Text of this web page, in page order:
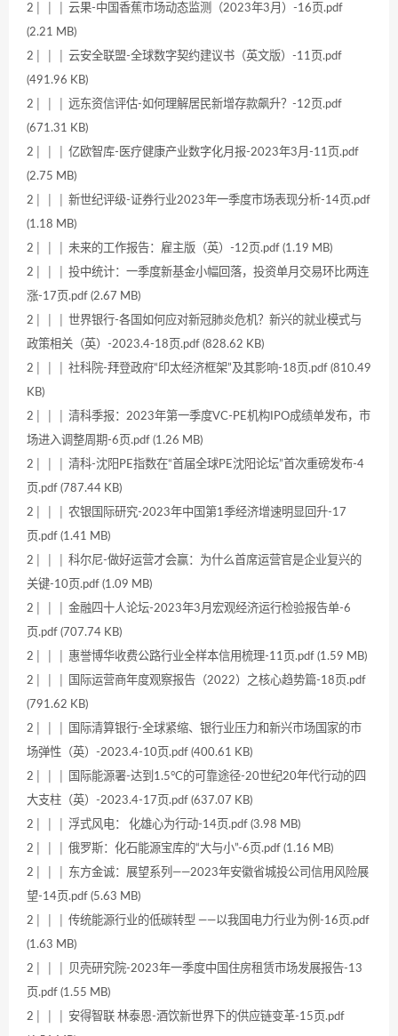
2│ │ │ 云果-中国香蕉市场动态监测（2023年3月）-16页.pdf
(2.21 MB)
2│ │ │ 云安全联盟-全球数字契约建议书（英文版）-11页.pdf
(491.96 KB)
2│ │ │ 远东资信评估-如何理解居民新增存款飙升？-12页.pdf
(671.31 KB)
2│ │ │ 亿欧智库-医疗健康产业数字化月报-2023年3月-11页.pdf
(2.75 MB)
2│ │ │ 新世纪评级-证券行业2023年一季度市场表现分析-14页.pdf
(1.18 MB)
2│ │ │ 未来的工作报告：雇主版（英）-12页.pdf (1.19 MB)
2│ │ │ 投中统计：一季度新基金小幅回落，投资单月交易环比两连
涨-17页.pdf (2.67 MB)
2│ │ │ 世界银行-各国如何应对新冠肺炎危机？新兴的就业模式与
政策相关（英）-2023.4-18页.pdf (828.62 KB)
2│ │ │ 社科院-拜登政府“印太经济框架”及其影响-18页.pdf (810.49
KB)
2│ │ │ 清科季报：2023年第一季度VC-PE机构IPO成绩单发布，市
场进入调整周期-6页.pdf (1.26 MB)
2│ │ │ 清科-沈阳PE指数在“首届全球PE沈阳论坛”首次重磅发布-4
页.pdf (787.44 KB)
2│ │ │ 农银国际研究-2023年中国第1季经济增速明显回升-17
页.pdf (1.41 MB)
2│ │ │ 科尔尼-做好运营才会赢：为什么首席运营官是企业复兴的
关键-10页.pdf (1.09 MB)
2│ │ │ 金融四十人论坛-2023年3月宏观经济运行检验报告单-6
页.pdf (707.74 KB)
2│ │ │ 惠誉博华收费公路行业全样本信用梳理-11页.pdf (1.59 MB)
2│ │ │ 国际运营商年度观察报告（2022）之核心趋势篇-18页.pdf
(791.62 KB)
2│ │ │ 国际清算银行-全球紧缩、银行业压力和新兴市场国家的市
场弹性（英）-2023.4-10页.pdf (400.61 KB)
2│ │ │ 国际能源署-达到1.5°C的可靠途径-20世纪20年代行动的四
大支柱（英）-2023.4-17页.pdf (637.07 KB)
2│ │ │ 浮式风电： 化雄心为行动-14页.pdf (3.98 MB)
2│ │ │ 俄罗斯：化石能源宝库的“大与小”-6页.pdf (1.16 MB)
2│ │ │ 东方金诚：展望系列——2023年安徽省城投公司信用风险展
望-14页.pdf (5.63 MB)
2│ │ │ 传统能源行业的低碳转型 ——以我国电力行业为例-16页.pdf
(1.63 MB)
2│ │ │ 贝壳研究院-2023年一季度中国住房租赁市场发展报告-13
页.pdf (1.55 MB)
2│ │ │ 安得智联 林泰恩-酒饮新世界下的供应链变革-15页.pdf